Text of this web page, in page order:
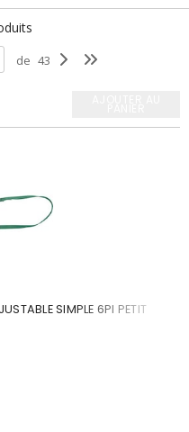
de 43
SIMPLE 6PI PETIT